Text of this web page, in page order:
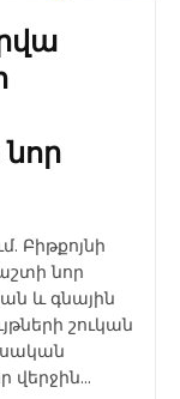
Բիթքոյնի
նոր
վերջին...